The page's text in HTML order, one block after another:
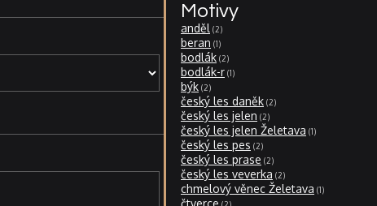
Motivy
anděl 2
beran 1
bodlák 2
bodlák-r 1
býk 2
český les daněk 2
český les jelen 2
český les jelen Želetava 1
český les pes 2
český les prase 2
český les veverka 2
chmelový věnec Želetava 1
čtverce